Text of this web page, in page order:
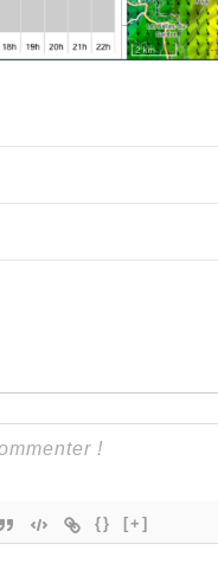
{} [+]